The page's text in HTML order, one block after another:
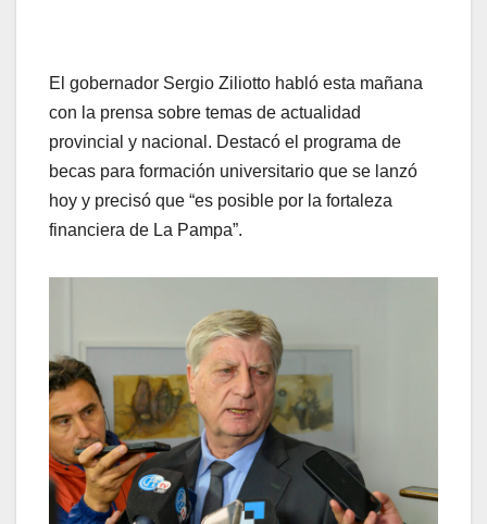
El gobernador Sergio Ziliotto habló esta mañana
con la prensa sobre temas de actualidad
provincial y nacional. Destacó el programa de
becas para formación universitario que se lanzó
hoy y precisó que “es posible por la fortaleza
financiera de La Pampa”.